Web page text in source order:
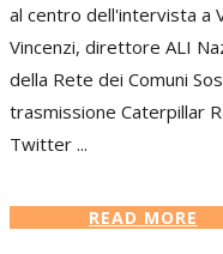
al centro dell'intervista a
Vincenzi, direttore ALI
della Rete dei Comuni
trasmissione Caterpillar
Twitter ...
READ MORE